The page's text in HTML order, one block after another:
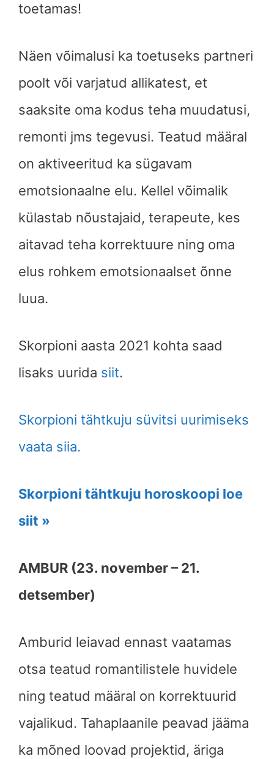
toetamas!
Näen võimalusi ka toetuseks partneri
poolt või varjatud allikatest, et
saaksite oma kodus teha muudatusi,
remonti jms tegevusi. Teatud määral
on aktiveeritud ka sügavam
emotsionaalne elu. Kellel võimalik
külastab nõustajaid, terapeute, kes
aitavad teha korrektuure ning oma
elus rohkem emotsionaalset õnne
luua.
Skorpioni aasta 2021 kohta saad
lisaks uurida siit.
Skorpioni tähtkuju süvitsi uurimiseks
vaata siia.
Skorpioni tähtkuju horoskoopi loe
siit »
AMBUR (23. november – 21.
detsember)
Amburid leiavad ennast vaatamas
otsa teatud romantilistele huvidele
ning teatud määral on korrektuurid
vajalikud. Tahaplaanile peavad jääma
ka mõned loovad projektid, äriga